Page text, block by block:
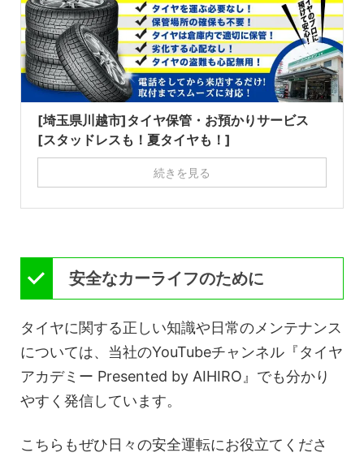
[埼玉県川越市]タイヤ保管・お預かりサービス
[スタッドレスも！夏タイヤも！]
続きを見る
安全なカーライフのために
タイヤに関する正しい知識や日常のメンテナンス
については、当社のYouTubeチャンネル『タイヤ
アカデミー Presented by AIHIRO』でも分かり
やすく発信しています。
こちらもぜひ日々の安全運転にお役立てくださ